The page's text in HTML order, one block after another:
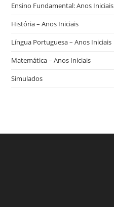
Ensino Fundamental: Anos Iniciais
História – Anos Iniciais
Língua Portuguesa – Anos Iniciais
Matemática – Anos Iniciais
Simulados